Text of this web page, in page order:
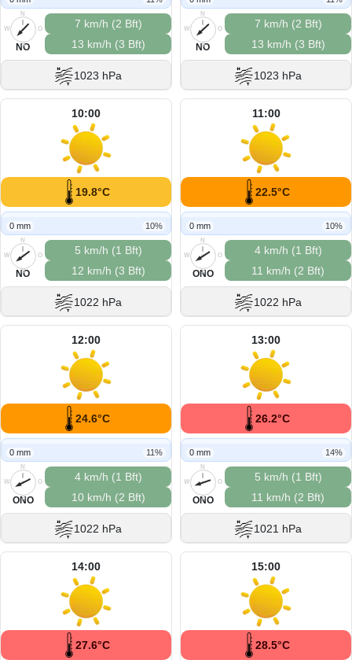
N
O
S
W
NO
7 km/h (2 Bft)
13 km/h (3 Bft)
1023 hPa
N
O
S
W
NO
7 km/h (2 Bft)
13 km/h (3 Bft)
1023 hPa
10:00
19.8°C
0 mm 10%
N
O
S
W
NO
5 km/h (1 Bft)
12 km/h (3 Bft)
1022 hPa
11:00
22.5°C
0 mm 10%
N
O
S
W
ONO
4 km/h (1 Bft)
11 km/h (2 Bft)
1022 hPa
12:00
24.6°C
0 mm 11%
N
O
S
W
ONO
4 km/h (1 Bft)
10 km/h (2 Bft)
1022 hPa
13:00
26.2°C
0 mm 14%
N
O
S
W
ONO
5 km/h (1 Bft)
11 km/h (2 Bft)
1021 hPa
14:00
27.6°C
15:00
28.5°C